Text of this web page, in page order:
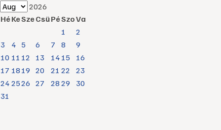
2026
HéKeSzeCsüPéSzoVa
1
2
3
4 5 6 7 8
9
10 11 12 13 14 15
16
17 18 19 20 21 22
23
24 2526 27 28 29
30
31